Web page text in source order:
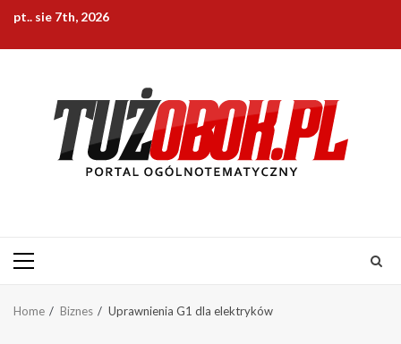
Skip
content
pt.. sie 7th, 2026
Primary
Home Biznes Uprawnienia G1 dla elektryków